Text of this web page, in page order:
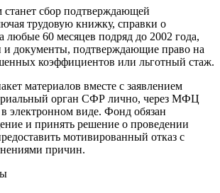
сбор подтверждающей
трудовую книжку, справки о
любые 60 месяцев подряд до 2002 года,
документы, подтверждающие право на
коэффициентов или льготный стаж.
материалов вместе с заявлением
орган СФР лично, через МФЦ
электронном виде. Фонд обязан
и принять решение о проведении
мотивированный отказ с
причин.